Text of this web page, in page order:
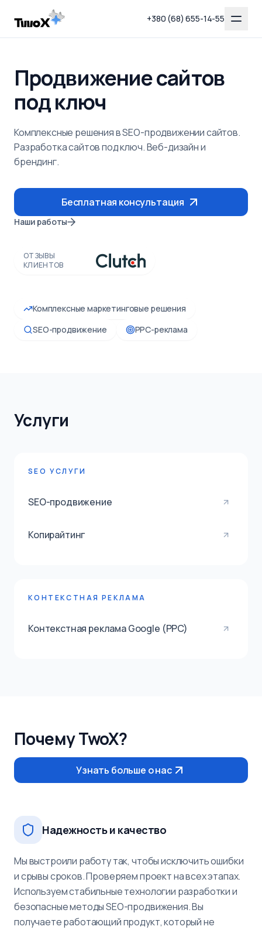
+380 (68) 655-14-55
Продвижение сайтов
под ключ
Комплексные решения в SEO-продвижении сайтов.
Разработка сайтов под ключ. Веб-дизайн и
брендинг.
Бесплатная консультация
Наши работы
ОТЗЫВЫ
КЛИЕНТОВ
Комплексные маркетинговые решения
SEO-продвижение
PPC-реклама
Услуги
SEO УСЛУГИ
SEO-продвижение
Копирайтинг
КОНТЕКСТНАЯ РЕКЛАМА
Контекстная реклама Google (PPC)
Почему TwoX?
Узнать больше о нас
Надежность и качество
Мы выстроили работу так, чтобы исключить ошибки
и срывы сроков. Проверяем проект на всех этапах.
Используем стабильные технологии разработки и
безопасные методы SEO-продвижения. Вы
получаете работающий продукт, который не